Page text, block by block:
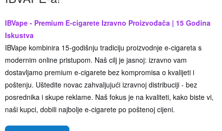
IBVape - Premium E-cigarete Izravno Proizvođača | 15 Godina
Iskustva
IBVape kombinira 15-godišnju tradiciju proizvodnje e-cigareta s
modernim online pristupom. Naš cilj je jasnoj: izravno vam
dostavljamo premium e-cigarete bez kompromisa o kvalijeti i
poštenju. Uštedite novac zahvaljujući izravnoj distribuciji - bez
posrednika i skupe reklame. Naš fokus je na kvaliteti, kako biste vi,
naši kupci, dobili najbolje e-cigarete po poštenoj cijeni.